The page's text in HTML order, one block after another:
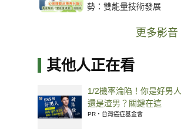
關鍵
勢：雙能量技術發展
更多影音
其他人正在看
1/2機率淪陷！你是好男人
還是渣男？關鍵在這
PR・台灣癌症基金會